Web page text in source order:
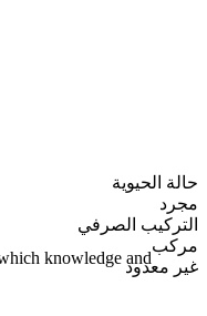
حالة الحيوية
مجرد
التركيب الصرفي
مركب
غير معدودknowledge and